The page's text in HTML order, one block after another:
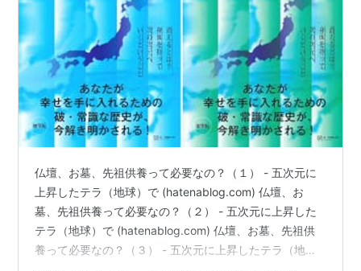
仏壇、お墓、先祖供養って必要なの？（１） - 五次元に
上昇したテラ（地球）で (hatenablog.com) 仏壇、お
墓、先祖供養って必要なの？（２） - 五次元に上昇した
テラ（地球）で (hatenablog.com) 仏壇、お墓、先祖供
養って必要なの？（３） - 五次元に上昇したテラ（地